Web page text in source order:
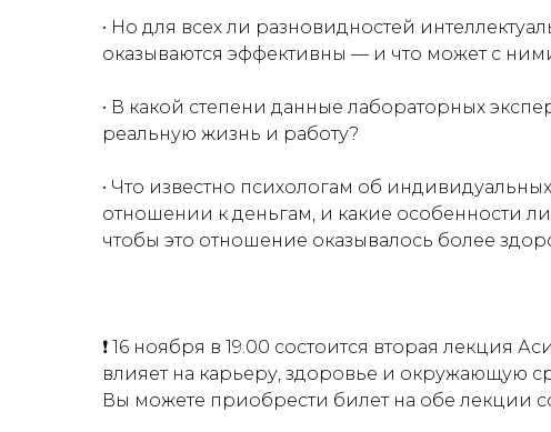
• Но для всех ли разновидностей
оказываются эффективны — и что может с
• В какой степени данные лабораторных
реальную жизнь и работу?
• Что известно психологам об
отношении к деньгам, и какие особенности
чтобы это отношение оказывалось более
❗️ 16 ноября в 19.00 состоится вторая лекция
влияет на карьеру, здоровье и окружающую
Вы можете приобрести билет на обе лекции